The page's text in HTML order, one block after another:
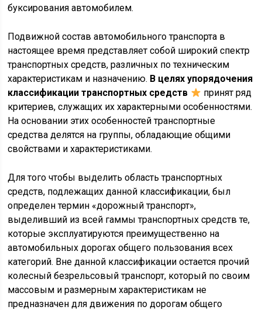
буксирования автомобилем.
Подвижной состав автомобильного транспорта в
настоящее время представляет собой широкий спектр
транспортных средств, различных по техническим
характеристикам и назначению. В целях упорядочения
классификации транспортных средств
принят ряд
критериев, служащих их характерными особенностями.
На основании этих особенностей транспортные
средства делятся на группы, обладающие общими
свойствами и характеристиками.
Для того чтобы выделить область транспортных
средств, подлежащих данной классификации, был
определен термин «дорожный транспорт»,
выделивший из всей гаммы транспортных средств те,
которые эксплуатируются преимущественно на
автомобильных дорогах общего пользования всех
категорий. Вне данной классификации остается прочий
колесный безрельсовый транспорт, который по своим
массовым и размерным характеристикам не
предназначен для движения по дорогам общего